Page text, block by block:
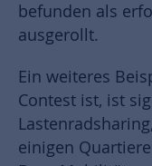
befunden als
ausgerollt.
Ein weiteres
Contest ist, ist
einigen